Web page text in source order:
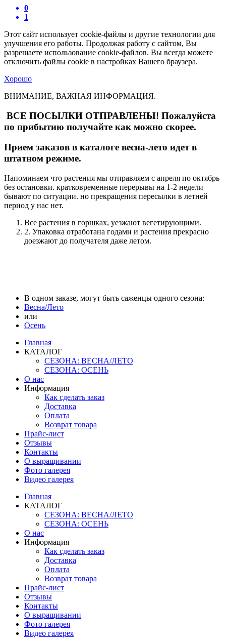
0
1
Этот сайт использует cookie-файлы и другие технологии для
улучшения его работы. Продолжая работу с сайтом, Вы
разрешаете использование cookie-файлов. Вы всегда можете
отключить файлы cookie в настройках Вашего браузера.
Хорошо
ВНИМАНИЕ, ВАЖНАЯ ИНФОРМАЦИЯ.
ВСЕ ПОСЫЛКИ ОТПРАВЛЕНЫ! Пожалуйста
по прибытию получайте как можно скорее.
Прием заказов в каталоге весна-лето идет в
штатном режиме.
Напоминаем что растения мы отправляем с апреля по октябрь
без остановки. кратковременные перерывы на 1-2 недели
бывают по ситуации. но прекращения пересылки в летней
период у нас нет.
Все растения в горшках, уезжают вегетирующими.
2. Упаковка отработана годами и растения прекрасно
доезжают до получателя даже летом.
В одном заказе, могут быть саженцы одного сезона:
Весна/Лето
или
Осень
Главная
КАТАЛОГ
СЕЗОНА: ВЕСНА/ЛЕТО
СЕЗОНА: ОСЕНЬ
О нас
Информация
Как сделать заказ
Доставка
Оплата
Возврат товара
Прайс-лист
Отзывы
Контакты
О выращивании
Фото галерея
Видео галерея
Главная
КАТАЛОГ
СЕЗОНА: ВЕСНА/ЛЕТО
СЕЗОНА: ОСЕНЬ
О нас
Информация
Как сделать заказ
Доставка
Оплата
Возврат товара
Прайс-лист
Отзывы
Контакты
О выращивании
Фото галерея
Видео галерея